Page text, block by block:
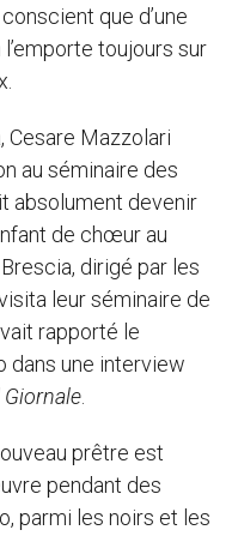
que d’une
toujours sur
Cesare Mazzolari
au séminaire des
absolument devenir
de chœur au
dirigé par les
leur séminaire de
rapporté le
dans une interview
Giornale
prêtre est
pendant des
parmi les noirs et les